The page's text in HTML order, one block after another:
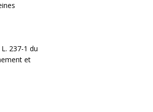
237-1 du
et